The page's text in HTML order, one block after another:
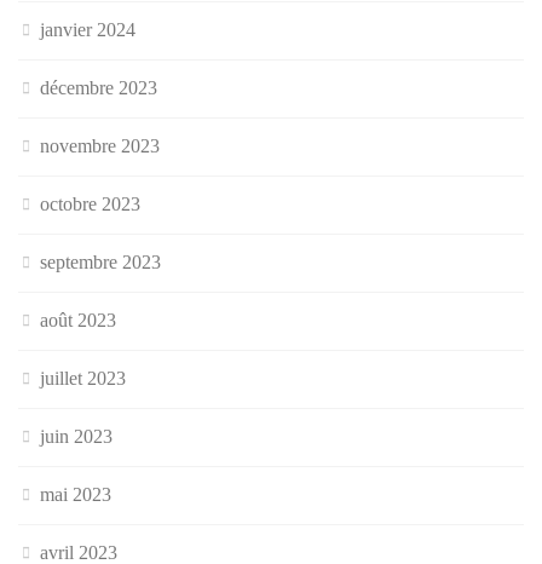
janvier 2024
décembre 2023
novembre 2023
octobre 2023
septembre 2023
août 2023
juillet 2023
juin 2023
mai 2023
avril 2023